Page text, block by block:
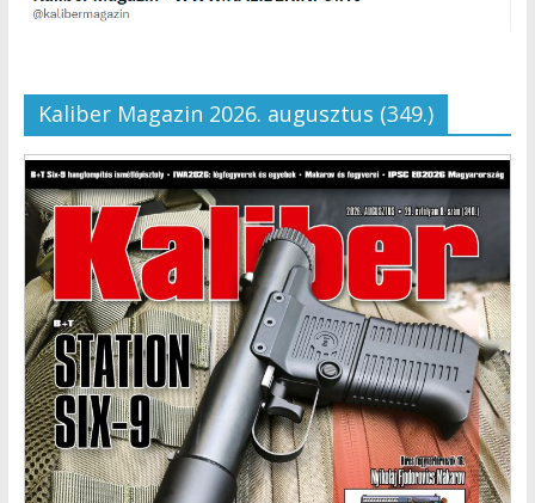
Kaliber Magazin 2026. augusztus (349.)